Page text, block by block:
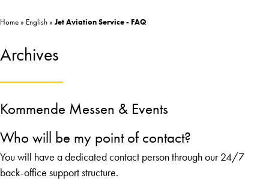
Home» English» Jet Aviation Service - FAQ
Archives
Kommende Messen & Events
Who will be my point of contact?
You will have a dedicated contact person through our 24/7
back-office support structure.